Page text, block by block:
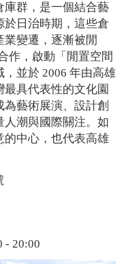
庫群，是一個結合藝
日治時期，這些倉
變遷，逐漸被閒
作，啟動「閒置空間
並於 2006 年由高雄
具代表性的文化園
藝術展演、設計創
潮與國際關注。如
的中心，也代表高雄
- 20:00